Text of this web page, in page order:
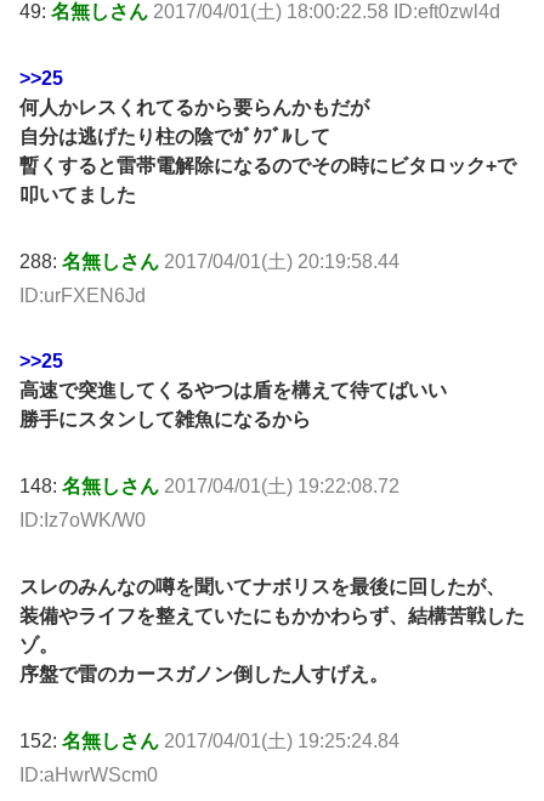
49: 名無しさん 2017/04/01(土) 18:00:22.58 ID:eft0zwl4d
>>25
何人かレスくれてるから要らんかもだが
自分は逃げたり柱の陰でｶﾞｸﾌﾞﾙして
暫くすると雷帯電解除になるのでその時にビタロック+で
叩いてました
288: 名無しさん 2017/04/01(土) 20:19:58.44
ID:urFXEN6Jd
>>25
高速で突進してくるやつは盾を構えて待てばいい
勝手にスタンして雑魚になるから
148: 名無しさん 2017/04/01(土) 19:22:08.72
ID:Iz7oWK/W0
スレのみんなの噂を聞いてナボリスを最後に回したが、
装備やライフを整えていたにもかかわらず、結構苦戦した
ゾ。
序盤で雷のカースガノン倒した人すげえ。
152: 名無しさん 2017/04/01(土) 19:25:24.84
ID:aHwrWScm0